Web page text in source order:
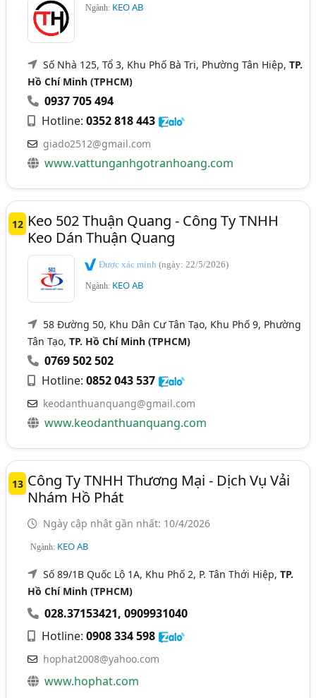
Ngành: KEO AB
Số Nhà 125, Tổ 3, Khu Phố Bà Tri, Phường Tân Hiệp,TP.
Hồ Chí Minh (TPHCM)
0937 705 494
Hotline:0352 818 443
giado2512@gmail.com
www.vattunganhgotranhoang.com
12 Keo 502 Thuận Quang - Công Ty TNHH
Keo Dán Thuận Quang
Được xác minh(ngày: 22/5/2026)
Ngành: KEO AB
58 Đường 50, Khu Dân Cư Tân Tạo, Khu Phố 9, Phường
Tân Tạo,TP. Hồ Chí Minh (TPHCM)
0769 502 502
Hotline:0852 043 537
keodanthuanquang@gmail.com
www.keodanthuanquang.com
13 Công Ty TNHH Thương Mại - Dịch Vụ Vải
Nhám Hồ Phát
Ngày cập nhật gần nhất: 10/4/2026
Ngành: KEO AB
Số 89/1B Quốc Lộ 1A, Khu Phố 2, P. Tân Thới Hiệp,TP.
Hồ Chí Minh (TPHCM)
028.37153421,0909931040
Hotline:0908 334 598
hophat2008@yahoo.com
www.hophat.com